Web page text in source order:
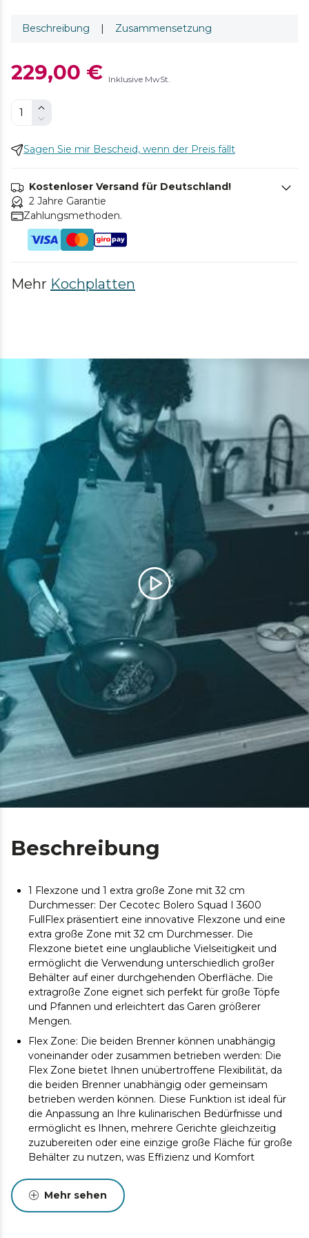
Beschreibung | Zusammensetzung
229,00 € Inklusive MwSt.
Sagen Sie mir Bescheid, wenn der Preis fällt
Kostenloser Versand für Deutschland!
2 Jahre Garantie
Zahlungsmethoden.
Mehr Kochplatten
Beschreibung
1 Flexzone und 1 extra große Zone mit 32 cm
Durchmesser: Der Cecotec Bolero Squad I 3600
FullFlex präsentiert eine innovative Flexzone und eine
extra große Zone mit 32 cm Durchmesser. Die
Flexzone bietet eine unglaubliche Vielseitigkeit und
ermöglicht die Verwendung unterschiedlich großer
Behälter auf einer durchgehenden Oberfläche. Die
extragroße Zone eignet sich perfekt für große Töpfe
und Pfannen und erleichtert das Garen größerer
Mengen.
Flex Zone: Die beiden Brenner können unabhängig
voneinander oder zusammen betrieben werden: Die
Flex Zone bietet Ihnen unübertroffene Flexibilität, da
die beiden Brenner unabhängig oder gemeinsam
betrieben werden können. Diese Funktion ist ideal für
die Anpassung an Ihre kulinarischen Bedürfnisse und
ermöglicht es Ihnen, mehrere Gerichte gleichzeitig
zuzubereiten oder eine einzige große Fläche für große
Behälter zu nutzen, was Effizienz und Komfort
Gesamtleistung von 7400 W: Mit einer Gesamtleistung
von 7400 W sorgt dieses Induktionskochfeld für
Mehr sehen